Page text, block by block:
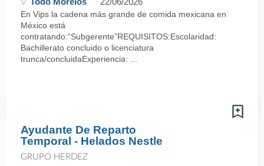
En Vips la cadena más grande de comida mexicana en
México está
contratando:“Subgerente”REQUISITOS:Escolaridad:
Bachillerato concluido o licenciatura
trunca/concluidaExperiencia: ...
Ayudante De Reparto
Temporal - Helados Nestle
GRUPO HERDEZ